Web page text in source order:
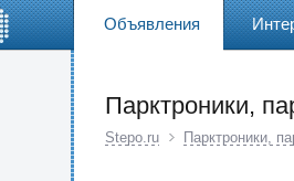
Объявления
Парктроники,
Stepo.ru Парктроники,